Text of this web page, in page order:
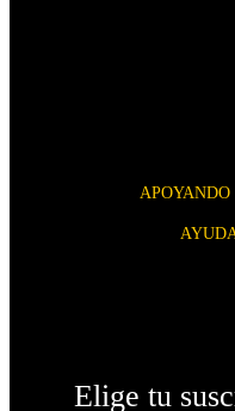
APOYANDO
Elige tu